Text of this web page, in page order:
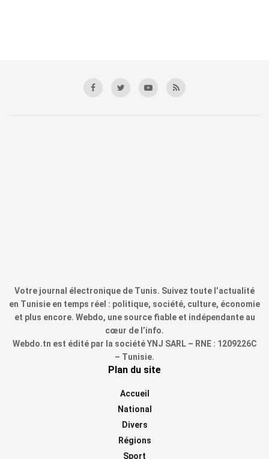
Votre journal électronique de Tunis. Suivez toute l’actualité
en Tunisie en temps réel : politique, société, culture, économie
et plus encore. Webdo, une source fiable et indépendante au
cœur de l’info.
Webdo.tn est édité par la société YNJ SARL – RNE : 1209226C
– Tunisie.
Plan du site
Accueil
National
Divers
Régions
Sport